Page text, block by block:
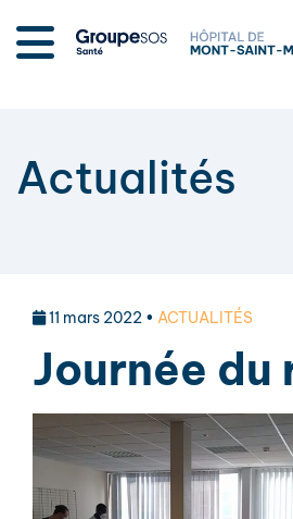
Actualités
11 mars 2022 • ACTUALITÉS
Journée du